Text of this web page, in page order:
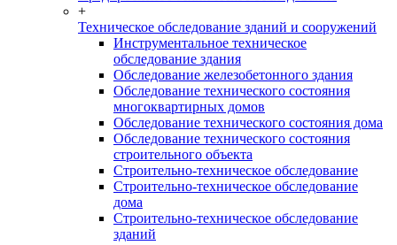
+
Техническое обследование зданий и сооружений
Инструментальное техническое
обследование здания
Обследование железобетонного здания
Обследование технического состояния
многоквартирных домов
Обследование технического состояния дома
Обследование технического состояния
строительного объекта
Строительно-техническое обследование
Строительно-техническое обследование
дома
Строительно-техническое обследование
зданий